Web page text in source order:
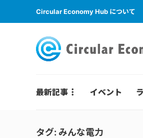
Circular Economy Hub について
最新記事 イベント
タグ: みんな電力